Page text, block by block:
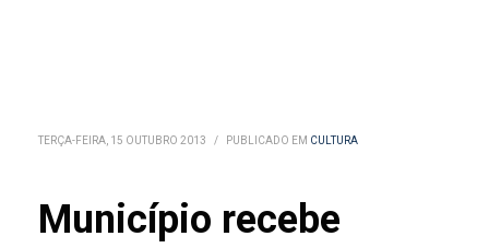
TERÇA-FEIRA, 15 OUTUBRO 2013 / PUBLICADO EM CULTURA
Município recebe